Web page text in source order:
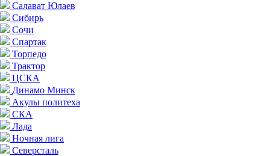
Салават Юлаев
Сибирь
Сочи
Спартак
Торпедо
Трактор
ЦСКА
Динамо Минск
Акулы политеха
СКА
Лада
Ночная лига
Северсталь